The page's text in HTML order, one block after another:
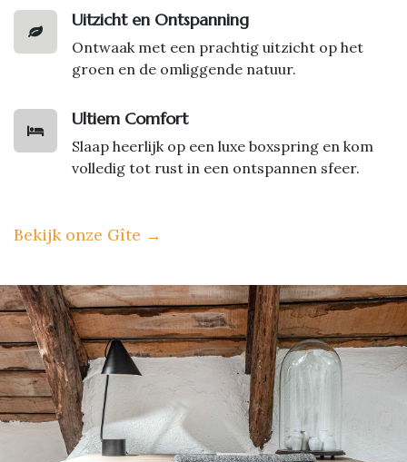
Uitzicht en Ontspanning
Ontwaak met een prachtig uitzicht op het
groen en de omliggende natuur.
Ultiem Comfort
Slaap heerlijk op een luxe boxspring en kom
volledig tot rust in een ontspannen sfeer.
Bekijk onze Gîte →